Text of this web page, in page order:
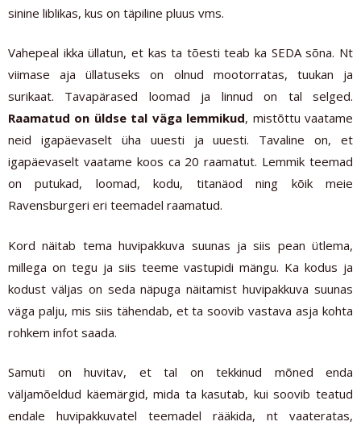
sinine liblikas, kus on täpiline pluus vms.
Vahepeal ikka üllatun, et kas ta tõesti teab ka SEDA sõna. Nt
viimase aja üllatuseks on olnud mootorratas, tuukan ja
surikaat. Tavapärased loomad ja linnud on tal selged.
Raamatud on üldse tal väga lemmikud, mistõttu vaatame
neid igapäevaselt üha uuesti ja uuesti. Tavaline on, et
igapäevaselt vaatame koos ca 20 raamatut. Lemmik teemad
on putukad, loomad, kodu, titanäod ning kõik meie
Ravensburgeri eri teemadel raamatud.
Kord näitab tema huvipakkuva suunas ja siis pean ütlema,
millega on tegu ja siis teeme vastupidi mängu. Ka kodus ja
kodust väljas on seda näpuga näitamist huvipakkuva suunas
väga palju, mis siis tähendab, et ta soovib vastava asja kohta
rohkem infot saada.
Samuti on huvitav, et tal on tekkinud mõned enda
väljamõeldud käemärgid, mida ta kasutab, kui soovib teatud
endale huvipakkuvatel teemadel rääkida, nt vaateratas,